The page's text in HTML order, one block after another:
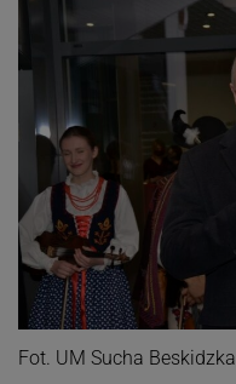
Fot. UM Sucha Beskidzka